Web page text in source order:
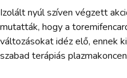
Izolált nyúl szíven végzett
mutatták, hogy a
változásokat idéz elő, ennek
szabad terápiás